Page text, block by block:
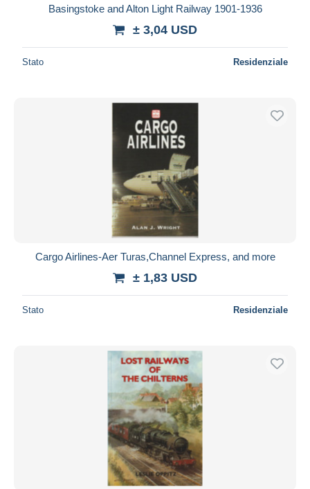
Basingstoke and Alton Light Railway 1901-1936
± 3,04 USD
Stato Residenziale
Cargo Airlines-Aer Turas,Channel Express, and more
± 1,83 USD
Stato Residenziale